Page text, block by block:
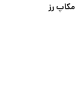
مکاپ رز